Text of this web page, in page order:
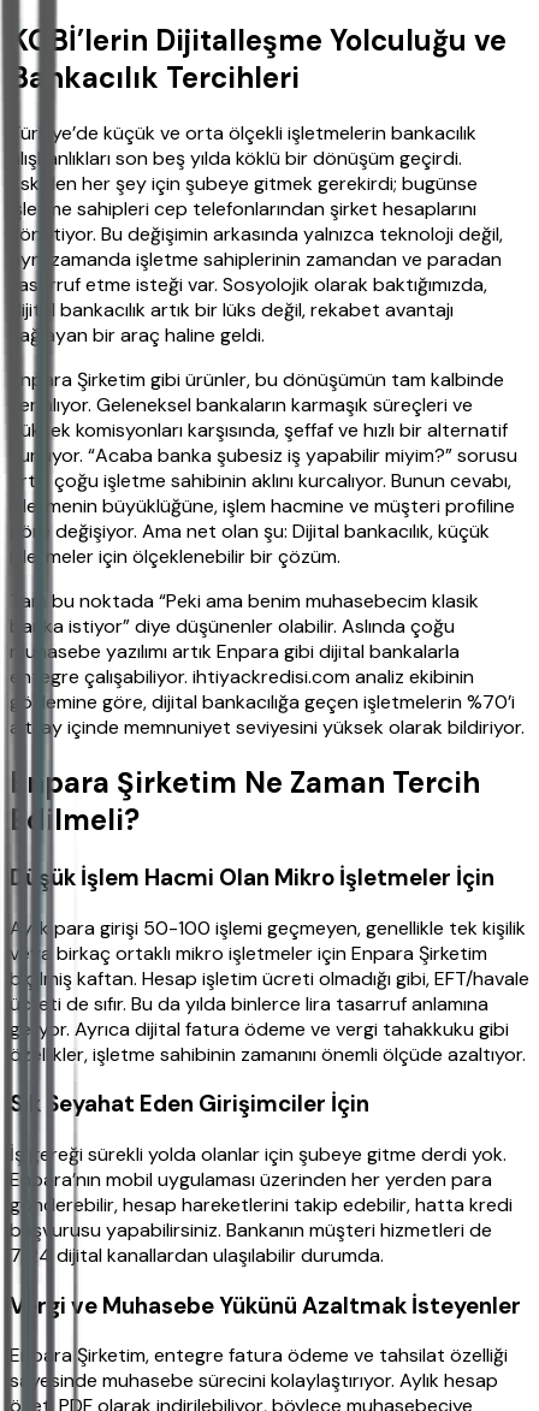
KOBİ’lerin Dijitalleşme Yolculuğu ve
Bankacılık Tercihleri
Türkiye’de küçük ve orta ölçekli işletmelerin bankacılık
alışkanlıkları son beş yılda köklü bir dönüşüm geçirdi.
Eskiden her şey için şubeye gitmek gerekirdi; bugünse
işletme sahipleri cep telefonlarından şirket hesaplarını
yönetiyor. Bu değişimin arkasında yalnızca teknoloji değil,
aynı zamanda işletme sahiplerinin zamandan ve paradan
tasarruf etme isteği var. Sosyolojik olarak baktığımızda,
dijital bankacılık artık bir lüks değil, rekabet avantajı
sağlayan bir araç haline geldi.
Enpara Şirketim gibi ürünler, bu dönüşümün tam kalbinde
yer alıyor. Geleneksel bankaların karmaşık süreçleri ve
yüksek komisyonları karşısında, şeffaf ve hızlı bir alternatif
sunuyor. “Acaba banka şubesiz iş yapabilir miyim?” sorusu
artık çoğu işletme sahibinin aklını kurcalıyor. Bunun cevabı,
işletmenin büyüklüğüne, işlem hacmine ve müşteri profiline
göre değişiyor. Ama net olan şu: Dijital bankacılık, küçük
işletmeler için ölçeklenebilir bir çözüm.
Tam bu noktada “Peki ama benim muhasebecim klasik
banka istiyor” diye düşünenler olabilir. Aslında çoğu
muhasebe yazılımı artık Enpara gibi dijital bankalarla
entegre çalışabiliyor. ihtiyackredisi.com analiz ekibinin
gözlemine göre, dijital bankacılığa geçen işletmelerin %70’i
altı ay içinde memnuniyet seviyesini yüksek olarak bildiriyor.
Enpara Şirketim Ne Zaman Tercih
Edilmeli?
Düşük İşlem Hacmi Olan Mikro İşletmeler İçin
Aylık para girişi 50-100 işlemi geçmeyen, genellikle tek kişilik
veya birkaç ortaklı mikro işletmeler için Enpara Şirketim
biçilmiş kaftan. Hesap işletim ücreti olmadığı gibi, EFT/havale
ücreti de sıfır. Bu da yılda binlerce lira tasarruf anlamına
geliyor. Ayrıca dijital fatura ödeme ve vergi tahakkuku gibi
özellikler, işletme sahibinin zamanını önemli ölçüde azaltıyor.
Sık Seyahat Eden Girişimciler İçin
İş gereği sürekli yolda olanlar için şubeye gitme derdi yok.
Enpara’nın mobil uygulaması üzerinden her yerden para
gönderebilir, hesap hareketlerini takip edebilir, hatta kredi
başvurusu yapabilirsiniz. Bankanın müşteri hizmetleri de
7/24 dijital kanallardan ulaşılabilir durumda.
Vergi ve Muhasebe Yükünü Azaltmak İsteyenler
Enpara Şirketim, entegre fatura ödeme ve tahsilat özelliği
sayesinde muhasebe sürecini kolaylaştırıyor. Aylık hesap